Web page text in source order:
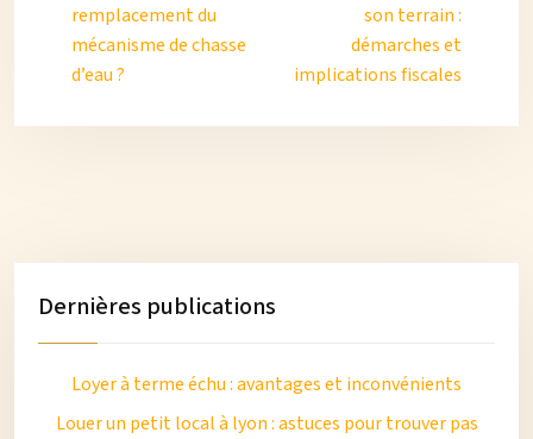
remplacement du
mécanisme de chasse
d’eau ?
son terrain :
démarches et
implications fiscales
Dernières publications
Loyer à terme échu : avantages et inconvénients
Louer un petit local à lyon : astuces pour trouver pas